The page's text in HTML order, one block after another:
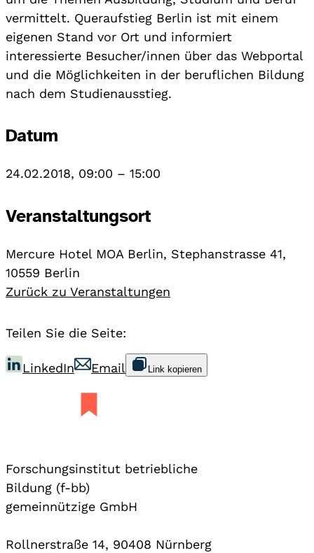
vermittelt. Queraufstieg Berlin ist mit einem
eigenen Stand vor Ort und informiert
interessierte Besucher/innen über das Webportal
und die Möglichkeiten in der beruflichen Bildung
nach dem Studienausstieg.
Datum
24.02.2018, 09:00 – 15:00
Veranstaltungsort
Mercure Hotel MOA Berlin, Stephanstrasse 41,
10559 Berlin
Zurück zu Veranstaltungen
Teilen Sie die Seite:
LinkedIn Email Link kopieren
Forschungsinstitut betriebliche
Bildung (f-bb)
gemeinnützige GmbH
Rollnerstraße 14, 90408 Nürnberg